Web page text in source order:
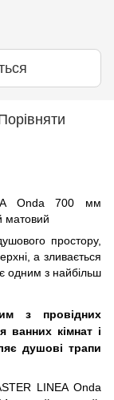
Onda 700 мм
матовий
простору,
а зливається
є одним з найбільш
з провідних
ванних кімнат і
душові трапи
LINEA Onda